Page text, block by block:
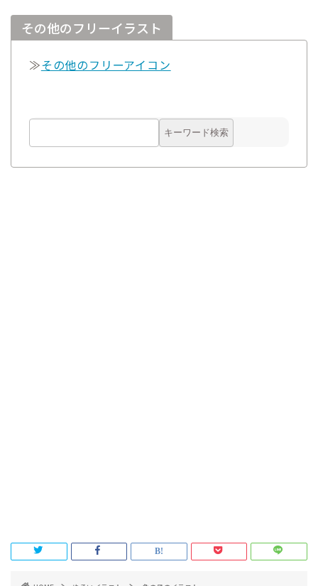
その他のフリーイラスト
≫その他のフリーアイコン